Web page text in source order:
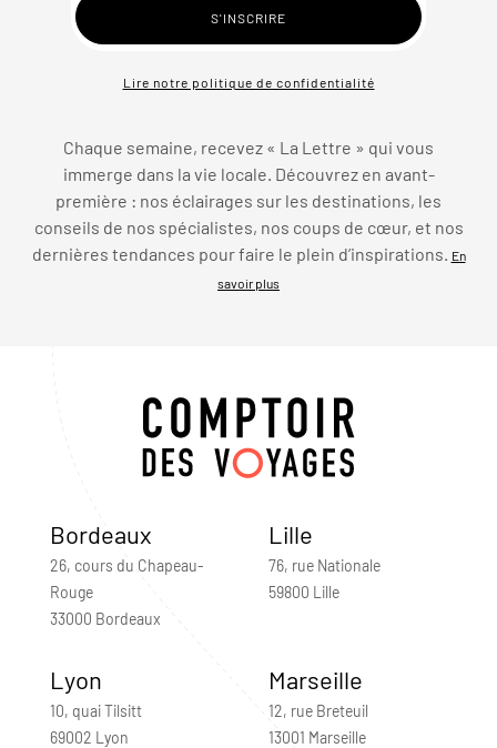
Lire notre politique de confidentialité
Chaque semaine, recevez « La Lettre » qui vous
immerge dans la vie locale. Découvrez en avant-
première : nos éclairages sur les destinations, les
conseils de nos spécialistes, nos coups de cœur, et nos
dernières tendances pour faire le plein d’inspirations.
En
savoir plus
Bordeaux
26, cours du Chapeau-
Rouge
33000 Bordeaux
Lille
76, rue Nationale
59800 Lille
Lyon
10, quai Tilsitt
69002 Lyon
Marseille
12, rue Breteuil
13001 Marseille